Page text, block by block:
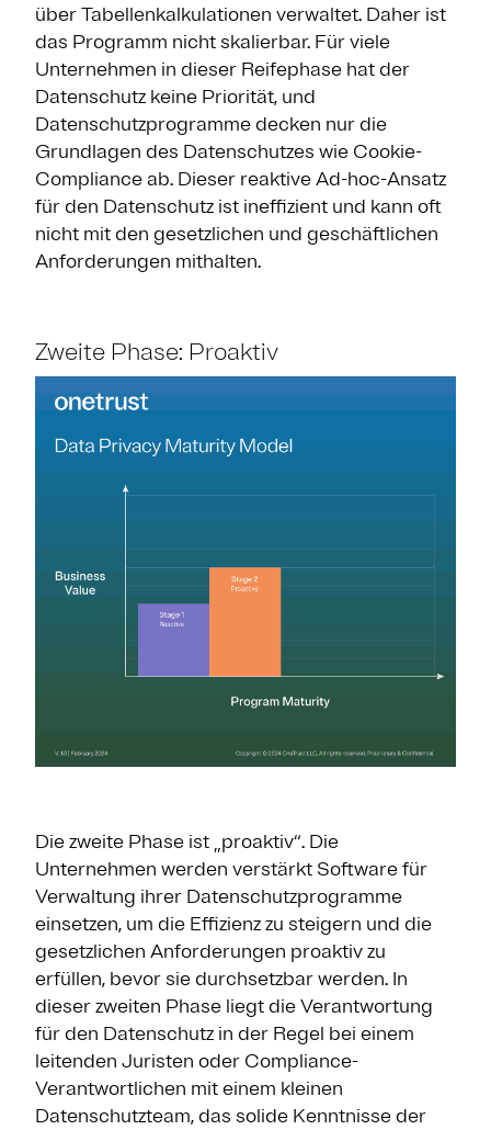
über Tabellenkalkulationen verwaltet. Daher ist
das Programm nicht skalierbar. Für viele
Unternehmen in dieser Reifephase hat der
Datenschutz keine Priorität, und
Datenschutzprogramme decken nur die
Grundlagen des Datenschutzes wie Cookie-
Compliance ab. Dieser reaktive Ad-hoc-Ansatz
für den Datenschutz ist ineffizient und kann oft
nicht mit den gesetzlichen und geschäftlichen
Anforderungen mithalten.
Zweite Phase: Proaktiv
Die zweite Phase ist „proaktiv“. Die
Unternehmen werden verstärkt Software für
Verwaltung ihrer Datenschutzprogramme
einsetzen, um die Effizienz zu steigern und die
gesetzlichen Anforderungen proaktiv zu
erfüllen, bevor sie durchsetzbar werden. In
dieser zweiten Phase liegt die Verantwortung
für den Datenschutz in der Regel bei einem
leitenden Juristen oder Compliance-
Verantwortlichen mit einem kleinen
Datenschutzteam, das solide Kenntnisse der